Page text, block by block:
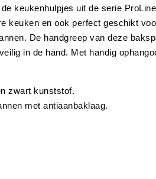
keukenhulpjes uit de serie
keuken en ook perfect geschikt
De handgreep van deze
in de hand. Met handig
zwart kunststof.
met antiaanbaklaag.